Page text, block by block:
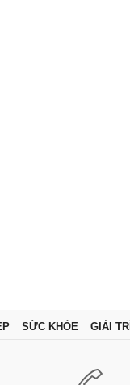
SỨC KHỎE GIẢI TRÍ